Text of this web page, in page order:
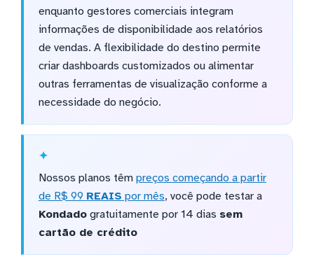
enquanto gestores comerciais integram
informações de disponibilidade aos relatórios
de vendas. A flexibilidade do destino permite
criar dashboards customizados ou alimentar
outras ferramentas de visualização conforme a
necessidade do negócio.
Nossos planos têm preços começando a partir
de R$ 99 REAIS por mês, você pode testar a
Kondadogratuitamente por 14 dias sem
cartão de crédito